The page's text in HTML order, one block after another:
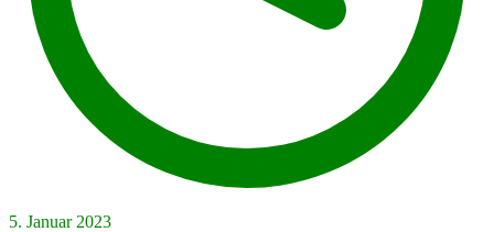
5. Januar 2023